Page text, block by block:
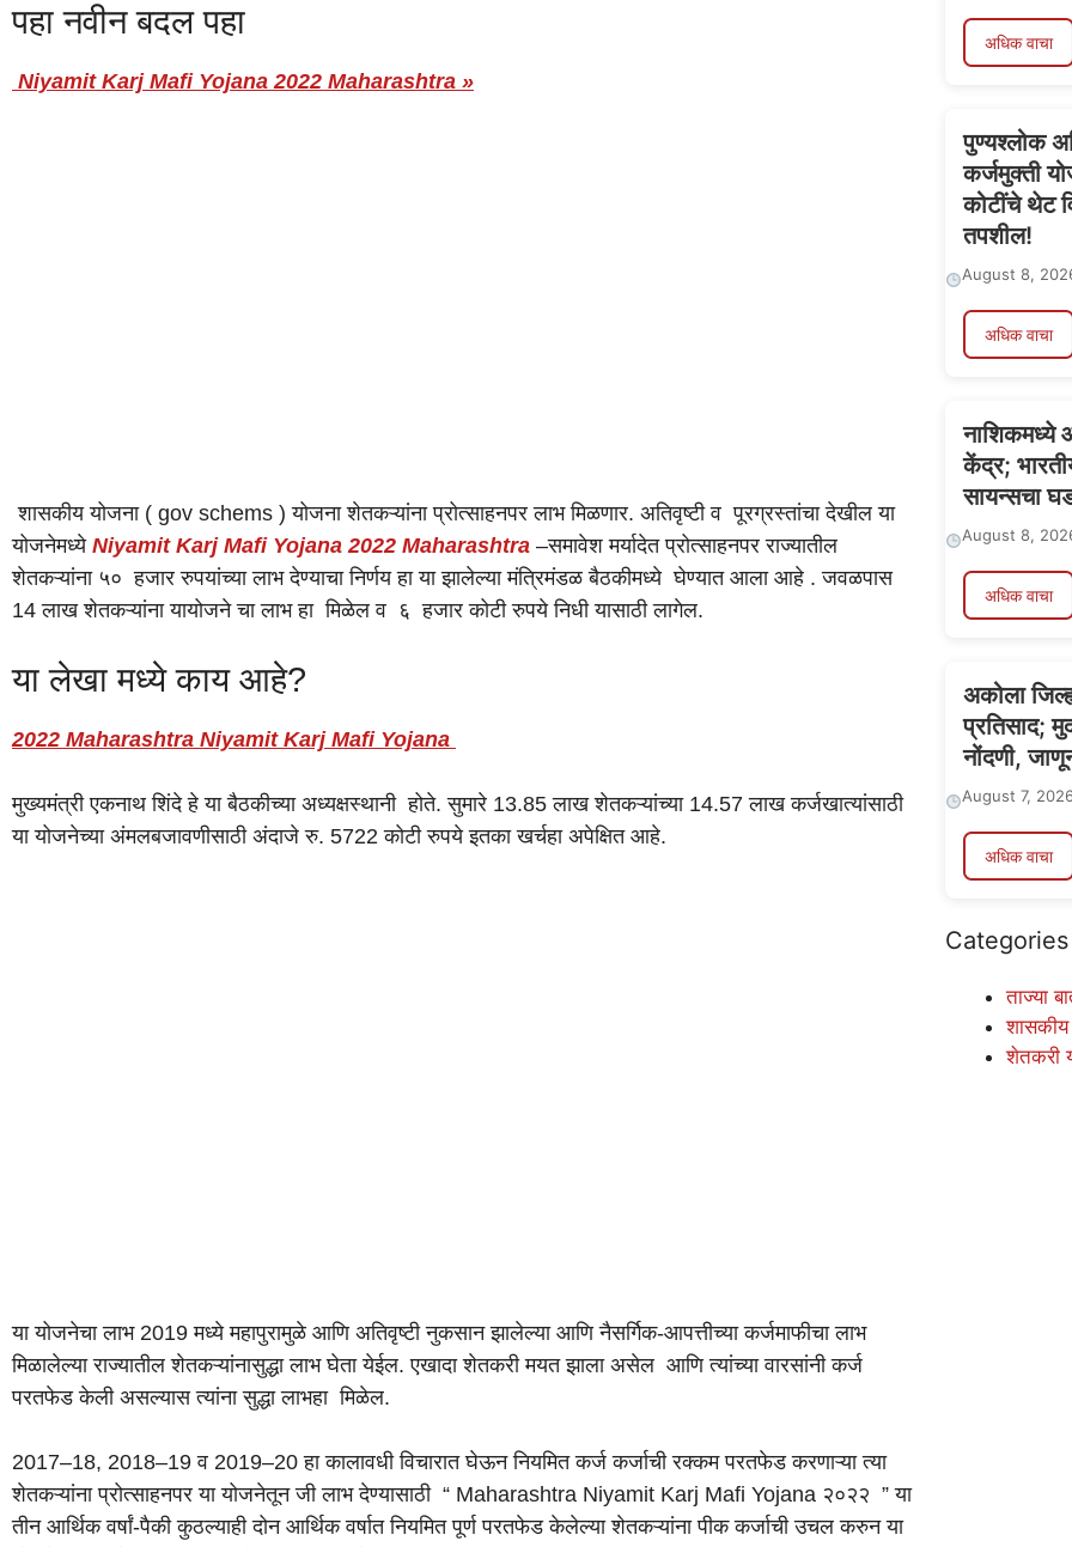
पहा नवीन बदल पहा
Niyamit Karj Mafi Yojana 2022 Maharashtra »
शासकीय योजना ( gov schems ) योजना शेतकऱ्यांना प्रोत्साहनपर लाभ मिळणार. अतिवृष्टी व पूरग्रस्तांचा देखील या
योजनेमध्ये Niyamit Karj Mafi Yojana 2022 Maharashtra –समावेश मर्यादेत प्रोत्साहनपर राज्यातील
शेतकऱ्यांना ५० हजार रुपयांच्या लाभ देण्याचा निर्णय हा या झालेल्या मंत्रिमंडळ बैठकीमध्ये घेण्यात आला आहे . जवळपास
14 लाख शेतकऱ्यांना यायोजने चा लाभ हा मिळेल व ६ हजार कोटी रुपये निधी यासाठी लागेल.
या लेखा मध्ये काय आहे?
2022 Maharashtra Niyamit Karj Mafi Yojana
मुख्यमंत्री एकनाथ शिंदे हे या बैठकीच्या अध्यक्षस्थानी होते. सुमारे 13.85 लाख शेतकऱ्यांच्या 14.57 लाख कर्जखात्यांसाठी
या योजनेच्या अंमलबजावणीसाठी अंदाजे रु. 5722 कोटी रुपये इतका खर्चहा अपेक्षित आहे.
या योजनेचा लाभ 2019 मध्ये महापुरामुळे आणि अतिवृष्टी नुकसान झालेल्या आणि नैसर्गिक-आपत्तीच्या कर्जमाफीचा लाभ
मिळालेल्या राज्यातील शेतकऱ्यांनासुद्धा लाभ घेता येईल. एखादा शेतकरी मयत झाला असेल आणि त्यांच्या वारसांनी कर्ज
परतफेड केली असल्यास त्यांना सुद्धा लाभहा मिळेल.
2017–18, 2018–19 व 2019–20 हा कालावधी विचारात घेऊन नियमित कर्ज कर्जाची रक्कम परतफेड करणाऱ्या त्या
शेतकऱ्यांना प्रोत्साहनपर या योजनेतून जी लाभ देण्यासाठी “ Maharashtra Niyamit Karj Mafi Yojana २०२२ ” या
तीन आर्थिक वर्षां-पैकी कुठल्याही दोन आर्थिक वर्षात नियमित पूर्ण परतफेड केलेल्या शेतकऱ्यांना पीक कर्जाची उचल करुन या
अधिक वाचा
पुण्यश्लोक
कर्जमुक्ती
कोटींचे थेट
तपशील!
August 8,
अधिक वाचा
नाशिकमध्ये
केंद्र;
सायन्सचा
August 8,
अधिक वाचा
अकोला
प्रतिसाद;
नोंदणी,
August 7,
अधिक वाचा
Categories
ताज्या
शासकीय
शेतकरी